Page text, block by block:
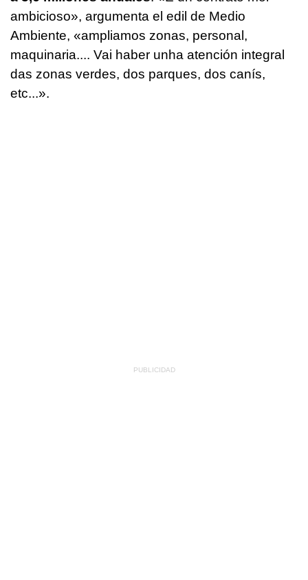
ambicioso», argumenta el edil de Medio
Ambiente, «ampliamos zonas, personal,
maquinaria.... Vai haber unha atención integral
das zonas verdes, dos parques, dos canís,
etc...».